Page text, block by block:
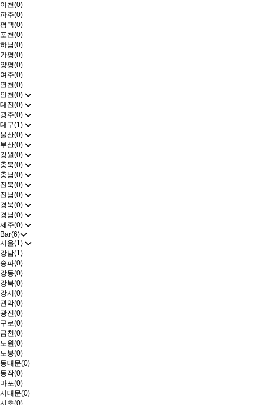
이천(0)
파주(0)
평택(0)
포천(0)
하남(0)
가평(0)
양평(0)
여주(0)
연천(0)
인천(0)
대전(0)
광주(0)
대구(1)
울산(0)
부산(0)
강원(0)
충북(0)
충남(0)
전북(0)
전남(0)
경북(0)
경남(0)
제주(0)
Bar(6)
서울(1)
강남(1)
송파(0)
강동(0)
강북(0)
강서(0)
관악(0)
광진(0)
구로(0)
금천(0)
노원(0)
도봉(0)
동대문(0)
동작(0)
마포(0)
서대문(0)
서초(0)